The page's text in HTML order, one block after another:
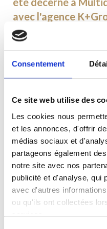
Consentement
Ce site web utilise des
Les cookies nous
et les annonces, d'offrir
médias sociaux et
partageons également
notre site avec nos
publicité et d'analyse, qui
avec d'autres
ou qu'ils ont collectées
avec l'agence
L’annonce des
les plus prestigieux
relations publiques
télévision. Au nom
été reçu par
Mateusz
Les nominations et
différents projets
jury de plus de 100